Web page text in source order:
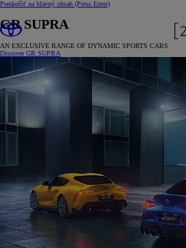
Preskočiť na hlavný obsah (Press Enter)
GR SUPRA
AN EXCLUSIVE RANGE OF DYNAMIC SPORTS CARS
Discover GR SUPRA